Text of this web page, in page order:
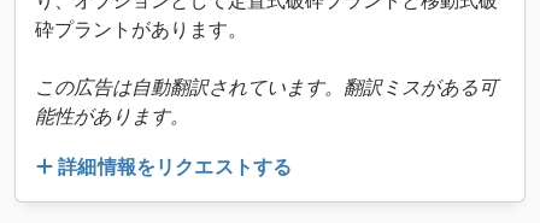
砕プラントがあります。
この広告は自動翻訳されています。翻訳ミスがある可
能性があります。
詳細情報をリクエストする